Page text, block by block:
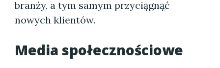
branży, a tym samym przyciągnąć
nowych klientów.
Media społecznościowe